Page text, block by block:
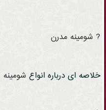
? شومینه مدرن
خلاصه ای درباره انواع شومینه